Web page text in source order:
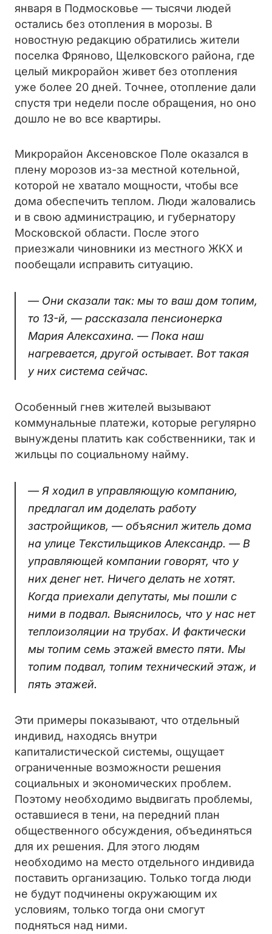
января в Подмосковье — тысячи людей
остались без отопления в морозы. В
новостную редакцию обратились жители
поселка Фряново, Щелковского района, где
целый микрорайон живет без отопления
уже более 20 дней. Точнее, отопление дали
спустя три недели после обращения, но оно
дошло не во все квартиры.
Микрорайон Аксеновское Поле оказался в
плену морозов из-за местной котельной,
которой не хватало мощности, чтобы все
дома обеспечить теплом. Люди жаловались
и в свою администрацию, и губернатору
Московской области. После этого
приезжали чиновники из местного ЖКХ и
пообещали исправить ситуацию.
— Они сказали так: мы то ваш дом топим,
то 13-й, — рассказала пенсионерка
Мария Алексахина. — Пока наш
нагревается, другой остывает. Вот такая
у них система сейчас.
Особенный гнев жителей вызывают
коммунальные платежи, которые регулярно
вынуждены платить как собственники, так и
жильцы по социальному найму.
— Я ходил в управляющую компанию,
предлагал им доделать работу
застройщиков, — объяснил житель дома
на улице Текстильщиков Александр. — В
управляющей компании говорят, что у
них денег нет. Ничего делать не хотят.
Когда приехали депутаты, мы пошли с
ними в подвал. Выяснилось, что у нас нет
теплоизоляции на трубах. И фактически
мы топим семь этажей вместо пяти. Мы
топим подвал, топим технический этаж, и
пять этажей.
Эти примеры показывают, что отдельный
индивид, находясь внутри
капиталистической системы, ощущает
ограниченные возможности решения
социальных и экономических проблем.
Поэтому необходимо выдвигать проблемы,
оставшиеся в тени, на передний план
общественного обсуждения, объединяться
для их решения. Для этого людям
необходимо на место отдельного индивида
поставить организацию. Только тогда люди
не будут подчинены окружающим их
условиям, только тогда они смогут
подняться над ними.